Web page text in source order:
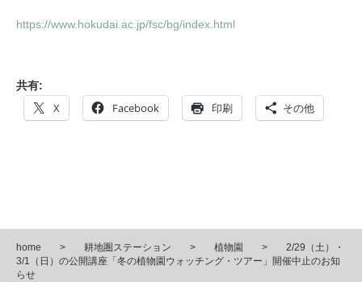
https://www.hokudai.ac.jp/fsc/bg/index.html
共有:
X Facebook 印刷 その他
home 耕地圏ステーション 植物園
2/29（土）・
3/1（日）の公開講座「冬の植物園ウォッチング・ツアー」開催中止のお知
らせ